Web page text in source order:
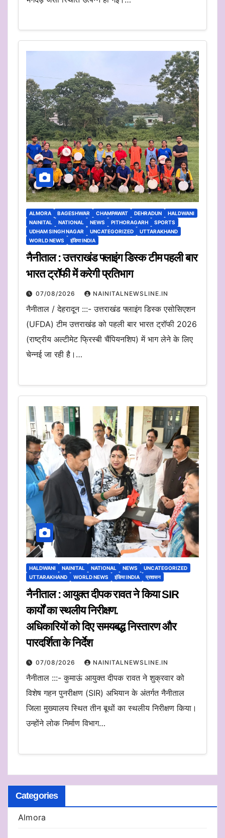
ALMORA BAGESHWAR CHAMPAWAT DEHRADUN
HALDWANI
NAINITAL
NATIONAL NEWS PITHORAGARH
SPORTS
UDHAM SINGH NAGAR
UNCATEGORIZED
UTTARAKHAND
WORLD NEWS
इंडिया INDIA
नैनीताल : उत्तराखंड फ्लाइंग डिस्क टीम पहली बार
भारत ट्रॉफी में करेगी प्रतिभाग
07/08/2026 NAINITALNEWSLINE.IN
नैनीताल / देहरादून :::- उत्तराखंड फ्लाइंग डिस्क एसोसिएशन
(UFDA) टीम उत्तराखंड को पहली बार भारत ट्रॉफी 2026
(राष्ट्रीय अल्टीमेट फ्रिस्बी चैंपियनशिप) में भाग लेने के लिए
चेन्नई जा रही है।…
HALDWANI NAINITAL NATIONAL NEWS
UNCATEGORIZED
UTTARAKHAND
WORLD NEWS इंडिया INDIA प्रशासन
नैनीताल : आयुक्त दीपक रावत ने किया SIR
कार्यों का स्थलीय निरीक्षण.
अधिकारियों को दिए समयबद्ध निस्तारण और
पारदर्शिता के निर्देश
07/08/2026 NAINITALNEWSLINE.IN
नैनीताल :::- कुमाऊं आयुक्त दीपक रावत ने शुक्रवार को
विशेष गहन पुनरीक्षण (SIR) अभियान के अंतर्गत नैनीताल
जिला मुख्यालय स्थित तीन बूथों का स्थलीय निरीक्षण किया।
उन्होंने लोक निर्माण विभाग…
Categories
Almora